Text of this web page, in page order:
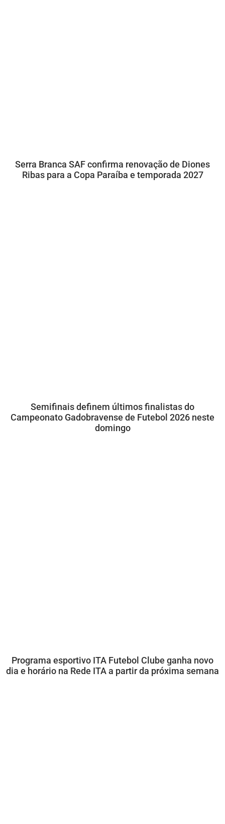
Serra Branca SAF confirma renovação de Diones
Ribas para a Copa Paraíba e temporada 2027
Semifinais definem últimos finalistas do
Campeonato Gadobravense de Futebol 2026 neste
domingo
Programa esportivo ITA Futebol Clube ganha novo
dia e horário na Rede ITA a partir da próxima semana